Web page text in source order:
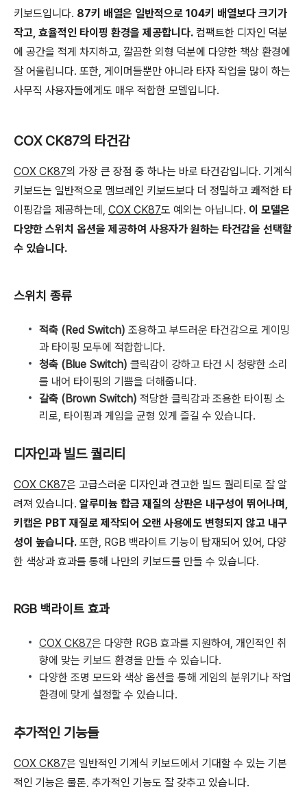
키보드입니다. 87키 배열은 일반적으로 104키 배열보다 크기가
작고, 효율적인 타이핑 환경을 제공합니다. 컴팩트한 디자인 덕분
에 공간을 적게 차지하고, 깔끔한 외형 덕분에 다양한 책상 환경에
잘 어울립니다. 또한, 게이머들뿐만 아니라 타자 작업을 많이 하는
사무직 사용자들에게도 매우 적합한 모델입니다.
COX CK87의 타건감
COX CK87의 가장 큰 장점 중 하나는 바로 타건감입니다. 기계식
키보드는 일반적으로 멤브레인 키보드보다 더 정밀하고 쾌적한 타
이핑감을 제공하는데, COX CK87도 예외는 아닙니다. 이 모델은
다양한 스위치 옵션을 제공하여 사용자가 원하는 타건감을 선택할
수 있습니다.
스위치 종류
적축 (Red Switch) 조용하고 부드러운 타건감으로 게이밍
과 타이핑 모두에 적합합니다.
청축 (Blue Switch) 클릭감이 강하고 타건 시 청량한 소리
를 내어 타이핑의 기쁨을 더해줍니다.
갈축 (Brown Switch) 적당한 클릭감과 조용한 타이핑 소
리로, 타이핑과 게임을 균형 있게 즐길 수 있습니다.
디자인과 빌드 퀄리티
COX CK87은 고급스러운 디자인과 견고한 빌드 퀄리티로 잘 알
려져 있습니다. 알루미늄 합금 재질의 상판은 내구성이 뛰어나며,
키캡은 PBT 재질로 제작되어 오랜 사용에도 변형되지 않고 내구
성이 높습니다. 또한, RGB 백라이트 기능이 탑재되어 있어, 다양
한 색상과 효과를 통해 나만의 키보드를 만들 수 있습니다.
RGB 백라이트 효과
COX CK87은 다양한 RGB 효과를 지원하여, 개인적인 취
향에 맞는 키보드 환경을 만들 수 있습니다.
다양한 조명 모드와 색상 옵션을 통해 게임의 분위기나 작업
환경에 맞게 설정할 수 있습니다.
추가적인 기능들
COX CK87은 일반적인 기계식 키보드에서 기대할 수 있는 기본
적인 기능은 물론, 추가적인 기능도 잘 갖추고 있습니다.